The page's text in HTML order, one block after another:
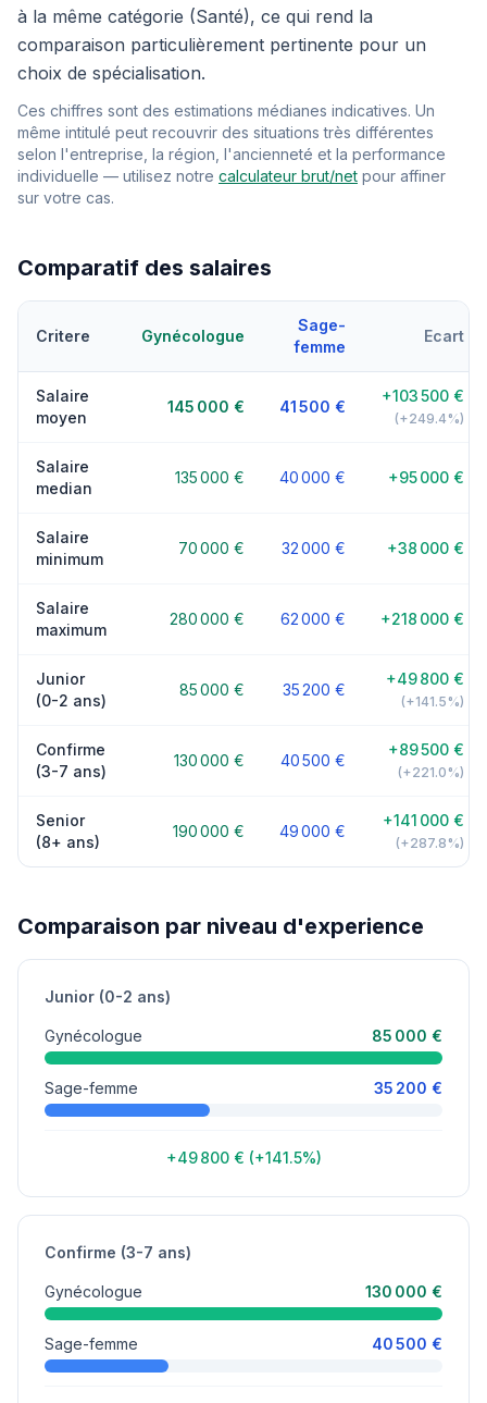
à la même catégorie (Santé), ce qui rend la
comparaison particulièrement pertinente pour un
choix de spécialisation.
Ces chiffres sont des estimations médianes indicatives. Un
même intitulé peut recouvrir des situations très différentes
selon l'entreprise, la région, l'ancienneté et la performance
individuelle — utilisez notre calculateur brut/net pour affiner
sur votre cas.
Comparatif des salaires
Critere Gynécologue
Sage-
femme
Ecart
Salaire
moyen
145 000 € 41 500 €
+103 500 €
(+249.4%)
Salaire
median
135 000 € 40 000 € +95 000 €
Salaire
minimum
70 000 € 32 000 € +38 000 €
Salaire
maximum
280 000 € 62 000 € +218 000 €
Junior
(0-2 ans)
85 000 € 35 200 €
+49 800 €
(+141.5%)
Confirme
(3-7 ans)
130 000 € 40 500 €
+89 500 €
(+221.0%)
Senior
(8+ ans)
190 000 € 49 000 €
+141 000 €
(+287.8%)
Comparaison par niveau d'experience
Junior (0-2 ans)
Gynécologue 85 000 €
Sage-femme 35 200 €
+49 800 € (+141.5%)
Confirme (3-7 ans)
Gynécologue 130 000 €
Sage-femme 40 500 €